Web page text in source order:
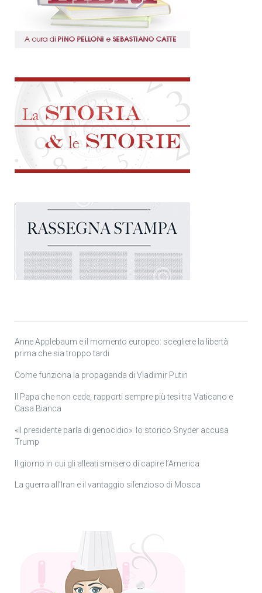
Anne Applebaum e il momento europeo: scegliere la libertà
prima che sia troppo tardi
Come funziona la propaganda di Vladimir Putin
Il Papa che non cede, rapporti sempre più tesi tra Vaticano e
Casa Bianca
«Il presidente parla di genocidio»: lo storico Snyder accusa
Trump
Il giorno in cui gli alleati smisero di capire l’America
La guerra all’Iran e il vantaggio silenzioso di Mosca